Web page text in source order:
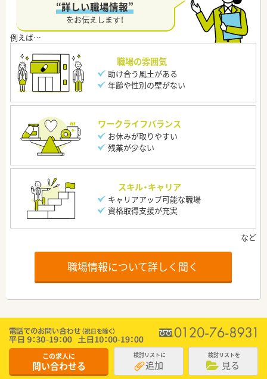
“詳しい職場情報”
をお伝えします！
職場の雰囲気
助け合う風土がある
年齢や性別の壁がない
ワークライフバランス
お休みが取りやすい
残業が少ない
スキル・キャリア
キャリアアップ可能な職場
資格取得支援が充実
職場情報について詳しく聞く
この求人に
問い合わせる
検討リストに
追加
検討リストを
見る